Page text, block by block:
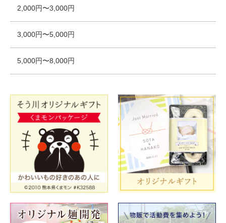
2,000円〜3,000円
3,000円〜5,000円
5,000円〜8,000円